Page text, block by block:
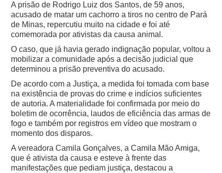
A prisão de Rodrigo Luiz dos Santos, de 59 anos,
acusado de matar um cachorro a tiros no centro de Pará
de Minas, repercutiu muito na cidade e foi até
comemorada por ativistas da causa animal.
O caso, que já havia gerado indignação popular, voltou a
mobilizar a comunidade após a decisão judicial que
determinou a prisão preventiva do acusado.
De acordo com a Justiça, a medida foi tomada com base
na existência de provas do crime e indícios suficientes
de autoria. A materialidade foi confirmada por meio do
boletim de ocorrência, laudos de eficiência das armas de
fogo e também por registros em vídeo que mostram o
momento dos disparos.
A vereadora Camila Gonçalves, a Camila Mão Amiga,
que é ativista da causa e esteve à frente das
manifestações que pediam justiça, destacou a